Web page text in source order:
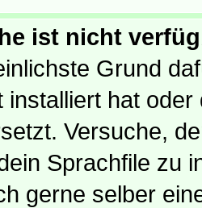
ist nicht
Grund
installiert hat
Versuche,
Sprachfile zu
gerne selber